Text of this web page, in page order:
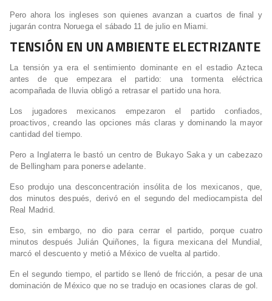
Pero ahora los ingleses son quienes avanzan a cuartos de final y
jugarán contra Noruega el sábado 11 de julio en Miami.
TENSIÓN EN UN AMBIENTE ELECTRIZANTE
La tensión ya era el sentimiento dominante en el estadio Azteca
antes de que empezara el partido: una tormenta eléctrica
acompañada de lluvia obligó a retrasar el partido una hora.
Los jugadores mexicanos empezaron el partido confiados,
proactivos, creando las opciones más claras y dominando la mayor
cantidad del tiempo.
Pero a Inglaterra le bastó un centro de Bukayo Saka y un cabezazo
de Bellingham para ponerse adelante.
Eso produjo una desconcentración insólita de los mexicanos, que,
dos minutos después, derivó en el segundo del mediocampista del
Real Madrid.
Eso, sin embargo, no dio para cerrar el partido, porque cuatro
minutos después Julián Quiñones, la figura mexicana del Mundial,
marcó el descuento y metió a México de vuelta al partido.
En el segundo tiempo, el partido se llenó de fricción, a pesar de una
dominación de México que no se tradujo en ocasiones claras de gol.